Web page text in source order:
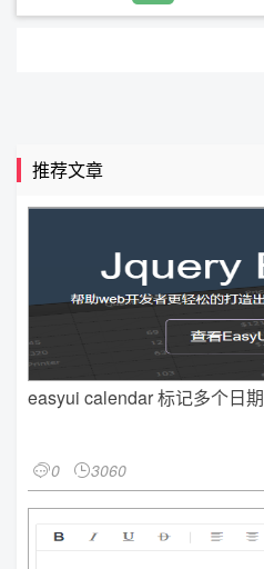
推荐文章
easyui calendar 标记多个日期
0 3060